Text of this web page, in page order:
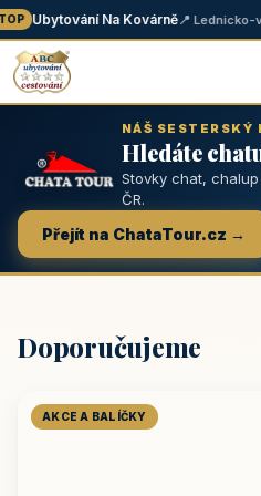
Ubytování Na Kovárně📍 Lednicko-
NÁŠ SESTERSKÝ
Hledáte
Stovky chat,
ČR.
Přejít na ChataTour.cz →
Doporučujeme
AKCE A BALÍČKY